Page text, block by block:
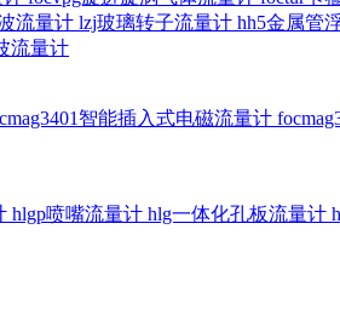
流量计 lzj玻璃转子流量计 hh5金属管
流量计
智能插入式电磁流量计
hlgp喷嘴流量计 hlg一体化孔板流量计